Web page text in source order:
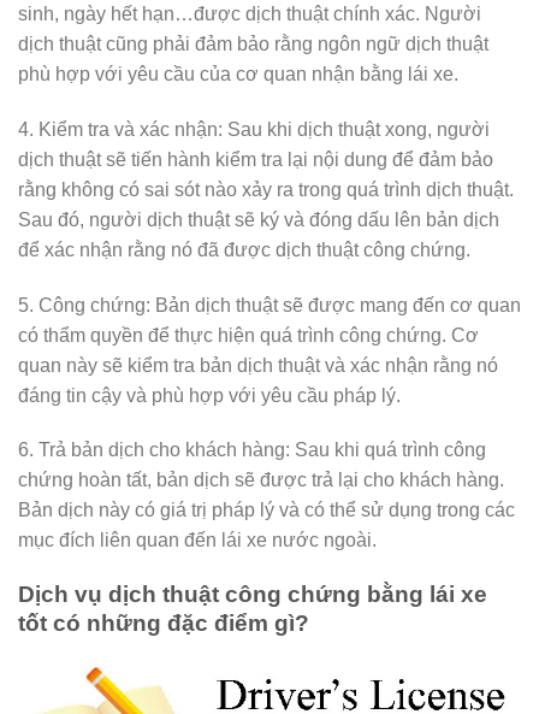
sinh, ngày hết hạn…được dịch thuật chính xác. Người
dịch thuật cũng phải đảm bảo rằng ngôn ngữ dịch thuật
phù hợp với yêu cầu của cơ quan nhận bằng lái xe.
4. Kiểm tra và xác nhận: Sau khi dịch thuật xong, người
dịch thuật sẽ tiến hành kiểm tra lại nội dung để đảm bảo
rằng không có sai sót nào xảy ra trong quá trình dịch thuật.
Sau đó, người dịch thuật sẽ ký và đóng dấu lên bản dịch
để xác nhận rằng nó đã được dịch thuật công chứng.
5. Công chứng: Bản dịch thuật sẽ được mang đến cơ quan
có thẩm quyền để thực hiện quá trình công chứng. Cơ
quan này sẽ kiểm tra bản dịch thuật và xác nhận rằng nó
đáng tin cậy và phù hợp với yêu cầu pháp lý.
6. Trả bản dịch cho khách hàng: Sau khi quá trình công
chứng hoàn tất, bản dịch sẽ được trả lại cho khách hàng.
Bản dịch này có giá trị pháp lý và có thể sử dụng trong các
mục đích liên quan đến lái xe nước ngoài.
Dịch vụ dịch thuật công chứng bằng lái xe
tốt có những đặc điểm gì?